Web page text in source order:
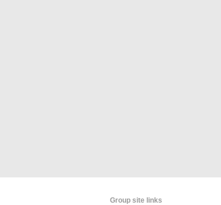
Group site links